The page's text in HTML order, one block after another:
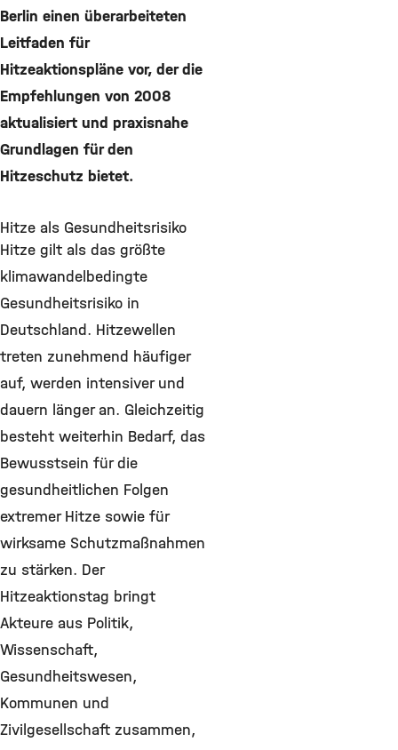
Berlin einen überarbeiteten
Leitfaden für
Hitzeaktionspläne vor, der die
Empfehlungen von 2008
aktualisiert und praxisnahe
Grundlagen für den
Hitzeschutz bietet.
Hitze als Gesundheitsrisiko
Hitze gilt als das größte
klimawandelbedingte
Gesundheitsrisiko in
Deutschland. Hitzewellen
treten zunehmend häufiger
auf, werden intensiver und
dauern länger an. Gleichzeitig
besteht weiterhin Bedarf, das
Bewusstsein für die
gesundheitlichen Folgen
extremer Hitze sowie für
wirksame Schutzmaßnahmen
zu stärken. Der
Hitzeaktionstag bringt
Akteure aus Politik,
Wissenschaft,
Gesundheitswesen,
Kommunen und
Zivilgesellschaft zusammen,